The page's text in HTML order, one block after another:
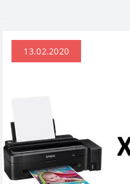
13.02.2020